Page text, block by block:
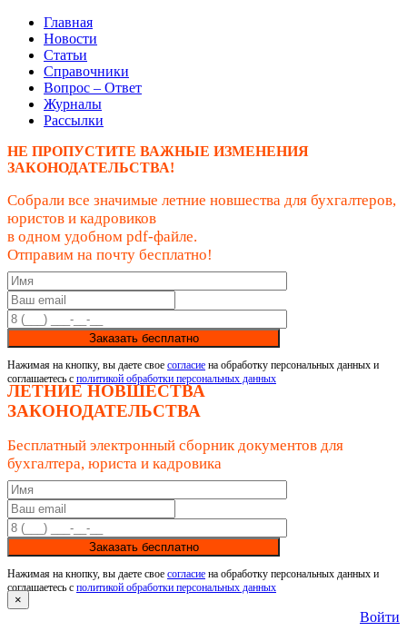
Главная
Новости
Статьи
Справочники
Вопрос – Ответ
Журналы
Рассылки
НЕ ПРОПУСТИТЕ ВАЖНЫЕ ИЗМЕНЕНИЯ
ЗАКОНОДАТЕЛЬСТВА!
Собрали все значимые летние новшества для бухгалтеров,
юристов и кадровиков
в одном удобном pdf-файле.
Отправим на почту бесплатно!
Заказать бесплатно
Нажимая на кнопку, вы даете свое согласие на обработку персональных данных и
соглашаетесь с политикой обработки персональных данных
ЛЕТНИЕ НОВШЕСТВА
ЗАКОНОДАТЕЛЬСТВА
Бесплатный электронный сборник документов для
бухгалтера, юриста и кадровика
Заказать бесплатно
Нажимая на кнопку, вы даете свое согласие на обработку персональных данных и
соглашаетесь с политикой обработки персональных данных
×
Войти